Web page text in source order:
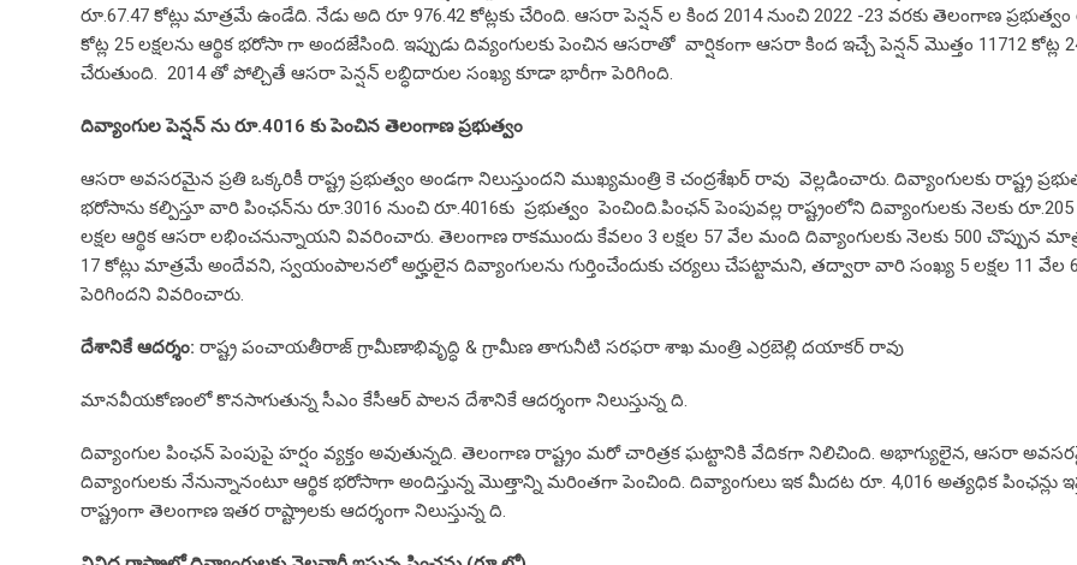
రూ.67.47 కోట్లు మాత్రమే ఉండేది. నేడు అది రూ 976.42 కోట్లకు చేరింది. ఆసరా పెన్షన్ ల కింద 2014 నుంచి 2022 -23 వరకు తెలంగాణ ప్రభుత్వం
కోట్ల 25 లక్షలను ఆర్థిక భరోసా గా అందజేసింది. ఇప్పుడు దివ్యంగులకు పెంచిన ఆసరాతో వార్షికంగా ఆసరా కింద ఇచ్చే పెన్షన్ మొత్తం 11712 కోట్ల 24
చేరుతుంది. 2014 తో పోల్చితే ఆసరా పెన్షన్ లబ్ధిదారుల సంఖ్య కూడా భారీగా పెరిగింది.
దివ్యాంగుల పెన్షన్ ను రూ.4016 కు పెంచిన తెలంగాణ ప్రభుత్వం
ఆసరా అవసరమైన ప్రతి ఒక్కరికీ రాష్ట్ర ప్రభుత్వం అండగా నిలుస్తుందని ముఖ్యమంత్రి కె చంద్రశేఖర్ రావు ‌ వెల్లడించారు. దివ్యాంగులకు రాష్ట్ర
భరోసాను కల్పిస్తూ వారి పింఛన్‌ను రూ.3016 నుంచి రూ.4016కు ప్రభుత్వం పెంచింది.పింఛన్‌ పెంపువల్ల రాష్ట్రంలోని దివ్యాంగులకు నెలకు రూ.205
లక్షల ఆర్థిక ఆసరా లభించనున్నాయని వివరించారు. తెలంగాణ రాకముందు కేవలం 3 లక్షల 57 వేల మంది దివ్యాంగులకు నెలకు 500 చొప్పున
17 కోట్లు మాత్రమే అందేవని, స్వయంపాలనలో అర్హులైన దివ్యాంగులను గుర్తించేందుకు చర్యలు చేపట్టామని, తద్వారా వారి సంఖ్య 5 లక్షల 11 వేల
పెరిగిందని వివరించారు.
దేశానికే ఆదర్శం: రాష్ట్ర పంచాయతీరాజ్ గ్రామీణాభివృద్ధి & గ్రామీణ తాగునీటి సరఫరా శాఖ మంత్రి ఎర్రబెల్లి దయాకర్ రావు
మానవీయకోణంలో కొనసాగుతున్న సీఎం కేసీఆర్‌ పాలన దేశానికే ఆదర్శంగా నిలుస్తున్న ది.
దివ్యాంగుల పింఛన్‌ పెంపుపై హర్షం వ్యక్తం అవుతున్నది. తెలంగాణ రాష్ట్రం మరో చారిత్రక ఘట్టానికి వేదికగా నిలిచింది. అభాగ్యులైన, ఆసరా
దివ్యాంగులకు నేనున్నానంటూ ఆర్థిక భరోసాగా అందిస్తున్న మొత్తాన్ని మరింతగా పెంచింది. దివ్యాంగులు ఇక మీదట రూ. 4,016 అత్యధిక పింఛన్లు
రాష్ట్రంగా తెలంగాణ ఇతర రాష్ట్రాలకు ఆదర్శంగా నిలుస్తున్న ది.